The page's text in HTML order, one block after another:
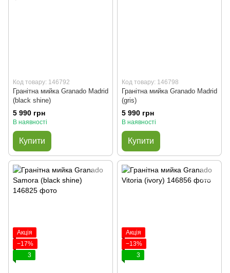
Код товару: 146792
Гранітна мийка Granado Madrid
(black shine)
5 990 грн
В наявності
Купити
Код товару: 146798
Гранітна мийка Granado Madrid
(gris)
5 990 грн
В наявності
Купити
Акція
−17%
3
Акція
−13%
3